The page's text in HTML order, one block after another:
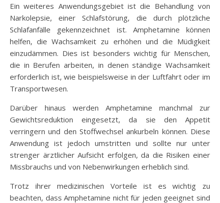
Ein weiteres Anwendungsgebiet ist die Behandlung von
Narkolepsie, einer Schlafstörung, die durch plötzliche
Schlafanfälle gekennzeichnet ist. Amphetamine können
helfen, die Wachsamkeit zu erhöhen und die Müdigkeit
einzudämmen. Dies ist besonders wichtig für Menschen,
die in Berufen arbeiten, in denen ständige Wachsamkeit
erforderlich ist, wie beispielsweise in der Luftfahrt oder im
Transportwesen.
Darüber hinaus werden Amphetamine manchmal zur
Gewichtsreduktion eingesetzt, da sie den Appetit
verringern und den Stoffwechsel ankurbeln können. Diese
Anwendung ist jedoch umstritten und sollte nur unter
strenger ärztlicher Aufsicht erfolgen, da die Risiken einer
Missbrauchs und von Nebenwirkungen erheblich sind.
Trotz ihrer medizinischen Vorteile ist es wichtig zu
beachten, dass Amphetamine nicht für jeden geeignet sind